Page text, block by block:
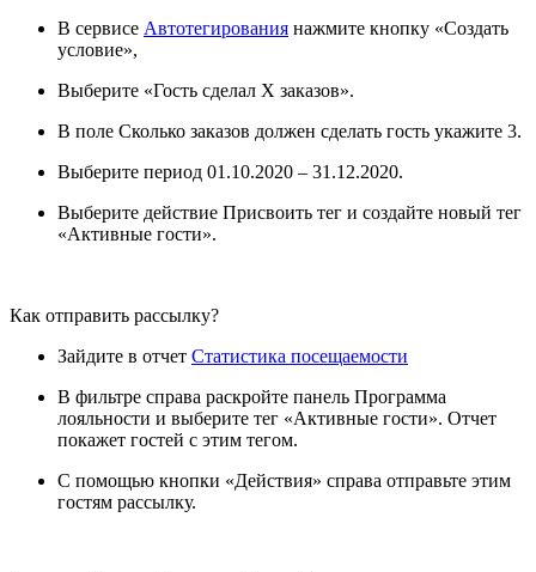
В сервисе Автотегирования нажмите кнопку «Создать
условие»,
Выберите «Гость сделал Х заказов».
В поле Сколько заказов должен сделать гость укажите 3.
Выберите период 01.10.2020 – 31.12.2020.
Выберите действие Присвоить тег и создайте новый тег
«Активные гости».
Как отправить рассылку?
Зайдите в отчет Статистика посещаемости
В фильтре справа раскройте панель Программа
лояльности и выберите тег «Активные гости». Отчет
покажет гостей с этим тегом.
С помощью кнопки «Действия» справа отправьте этим
гостям рассылку.